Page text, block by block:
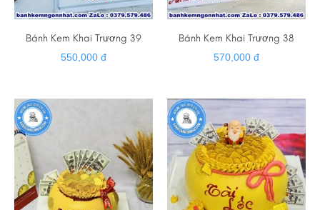
Bánh Kem Khai Trương 39
550,000 đ
Bánh Kem Khai Trương 38
570,000 đ